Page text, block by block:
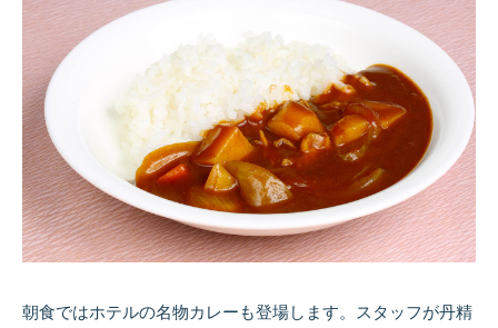
朝食ではホテルの名物カレーも登場します。スタッフが丹精